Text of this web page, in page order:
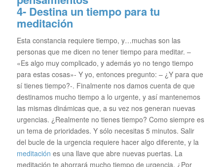
4- Destina un tiempo para tu
meditación
Esta constancia requiere tiempo, y…muchas son las
personas que me dicen no tener tiempo para meditar. –
«Es algo muy complicado, y además yo no tengo tiempo
para estas cosas»- Y yo, entonces pregunto: – ¿Y para que
sí tienes tiempo?-. Finalmente nos damos cuenta de que
destinamos mucho tiempo a lo urgente, y así mantenemos
las mismas dinámicas que, a su vez nos generan nuevas
urgencias. ¿Realmente no tienes tiempo? Como siempre es
un tema de prioridades. Y sólo necesitas 5 minutos. Salir
del bucle de la urgencia requiere hacer algo diferente, y la
meditación es una llave que abre nuevas puertas. La
meditación te ahorrará mucho tiempo de urgencia. ¿Por